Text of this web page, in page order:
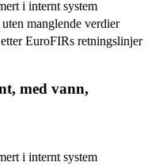
i internt system
manglende verdier
EuroFIRs retningslinjer
med vann,
i internt system